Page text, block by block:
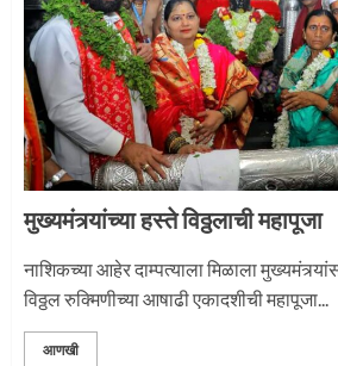
2
नगरच्या काळे
3
मुख्यमंत्र्यांच्या हस्ते विठ्ठलाची महापूजा
नाशिकच्या आहेर दाम्पत्याला मिळाला
विठ्ठल रुक्मिणीच्या आषाढी एकादशीची महापूजा...
आणखी